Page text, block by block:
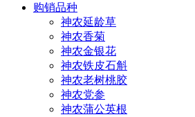
购销品种
神农延龄草
神农香菊
神农金银花
神农铁皮石斛
神农老树桃胶
神农党参
神农蒲公英根